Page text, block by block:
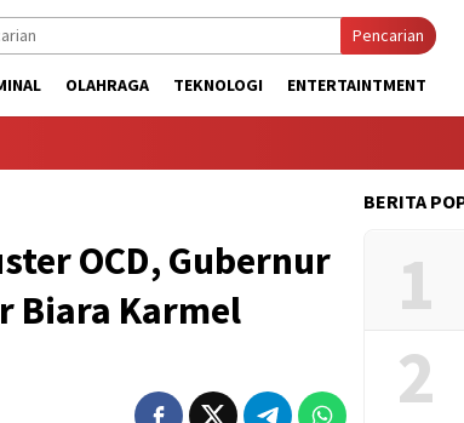
Pencarian
OLAHRAGA TEKNOLOGI ENTERTAINTMENT
OCD, Gubernur
Biara Karmel
BERITA
1
2